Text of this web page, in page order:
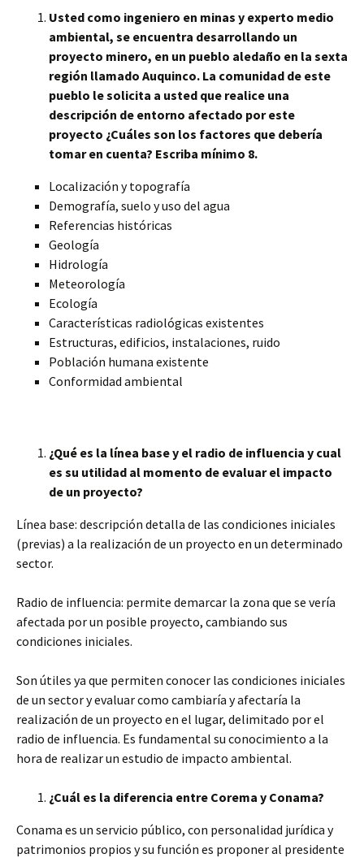
Usted como ingeniero en minas y experto medio
ambiental, se encuentra desarrollando un
proyecto minero, en un pueblo aledaño en la sexta
región llamado Auquinco. La comunidad de este
pueblo le solicita a usted que realice una
descripción de entorno afectado por este
proyecto ¿Cuáles son los factores que debería
tomar en cuenta? Escriba mínimo 8.
Localización y topografía
Demografía, suelo y uso del agua
Referencias históricas
Geología
Hidrología
Meteorología
Ecología
Características radiológicas existentes
Estructuras, edificios, instalaciones, ruido
Población humana existente
Conformidad ambiental
¿Qué es la línea base y el radio de influencia y cual
es su utilidad al momento de evaluar el impacto
de un proyecto?
Línea base: descripción detalla de las condiciones iniciales
(previas) a la realización de un proyecto en un determinado
sector.
Radio de influencia: permite demarcar la zona que se vería
afectada por un posible proyecto, cambiando sus
condiciones iniciales.
Son útiles ya que permiten conocer las condiciones iniciales
de un sector y evaluar como cambiaría y afectaría la
realización de un proyecto en el lugar, delimitado por el
radio de influencia. Es fundamental su conocimiento a la
hora de realizar un estudio de impacto ambiental.
¿Cuál es la diferencia entre Corema y Conama?
Conama es un servicio público, con personalidad jurídica y
patrimonios propios y su función es proponer al presidente